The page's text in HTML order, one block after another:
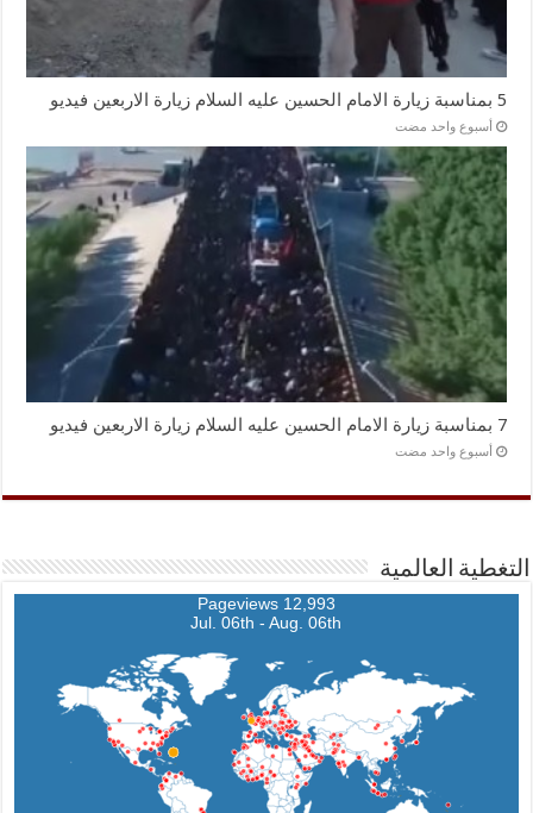
5 بمناسبة زيارة الامام الحسين عليه السلام زيارة الاربعين فيديو
‏أسبوع واحد مضت
7 بمناسبة زيارة الامام الحسين عليه السلام زيارة الاربعين فيديو
‏أسبوع واحد مضت
التغطية العالمية
12,993 Pageviews
Jul. 06th - Aug. 06th